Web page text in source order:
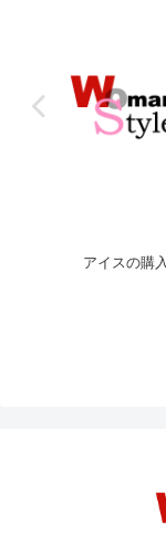
アイスの購